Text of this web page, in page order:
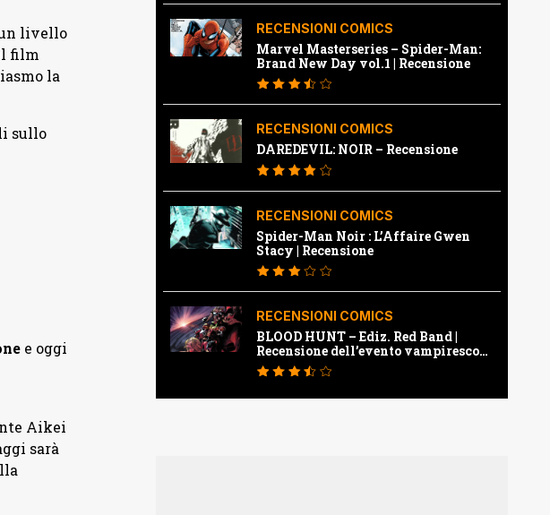
livello
film
la
sullo
e oggi
Aikei
sarà
RECENSIONI COMICS
Marvel Masterseries – Spider-Man:
Brand New Day vol.1 | Recensione
RECENSIONI COMICS
DAREDEVIL: NOIR – Recensione
RECENSIONI COMICS
Spider-Man Noir : L’Affaire Gwen
Stacy | Recensione
RECENSIONI COMICS
BLOOD HUNT – Ediz. Red Band |
Recensione dell’evento vampiresco
della Marvel